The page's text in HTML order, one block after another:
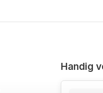
Handig